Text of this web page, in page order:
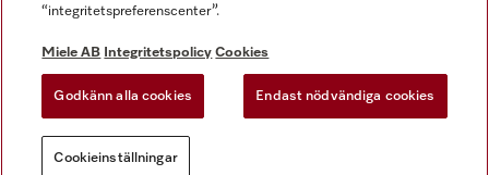
Miele tillgänglighetsförklaring
Lagen om digitala tjänster
“integritetspreferenscenter”.
Miele AB Integritetspolicy Cookies
Godkänn alla cookies Endast nödvändiga cookies
Cookieinställningar